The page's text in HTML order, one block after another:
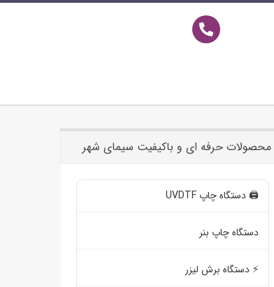
محصولات حرفه ای و باکیفیت سیمای شهر
🖨️ دستگاه چاپ UVDTF
دستگاه چاپ بنر
⚡ دستگاه برش لیزر